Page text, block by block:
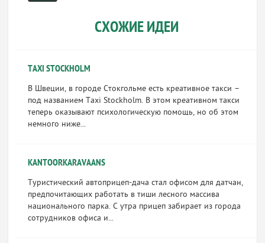
СХОЖИЕ ИДЕИ
TAXI STOCKHOLM
В Швеции, в городе Стокгольме есть креативное такси –
под названием Taxi Stockholm. В этом креативном такси
теперь оказывают психологическую помощь, но об этом
немного ниже...
KANTOORKARAVAANS
Туристический автоприцеп-дача стал офисом для датчан,
предпочитающих работать в тиши лесного массива
национального парка. С утра прицеп забирает из города
сотрудников офиса и...